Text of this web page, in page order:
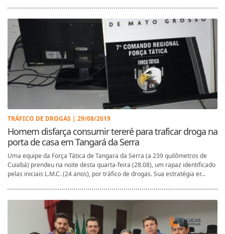
TRÁFICO DE DROGAS | 29/08/2019
Homem disfarça consumir tereré para traficar droga na
porta de casa em Tangará da Serra
Uma equipe da Força Tática de Tangara da Serra (a 239 quilômetros de
Cuiabá) prendeu na noite desta quarta-feira (28.08), um rapaz identificado
pelas iniciais L.M.C. (24 anos), por tráfico de drogas. Sua estratégia er...